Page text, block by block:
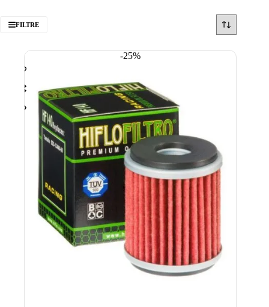
FILTRE
-25%